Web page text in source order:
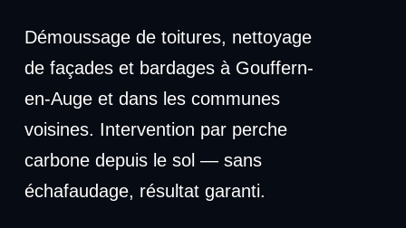
Démoussage de toitures, nettoyage
de façades et bardages à Gouffern-
en-Auge et dans les communes
voisines. Intervention par perche
carbone depuis le sol — sans
échafaudage, résultat garanti.